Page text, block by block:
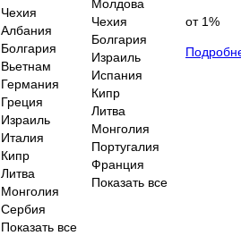
Чехия
Албания
Болгария
Вьетнам
Германия
Греция
Израиль
Италия
Кипр
Литва
Монголия
Сербия
Показать все
Молдова
Чехия
Болгария
Израиль
Испания
Кипр
Литва
Монголия
Португалия
Франция
Показать все
от 1%